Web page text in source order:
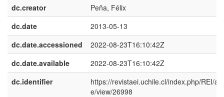
dc.creator
Peña, Félix
dc.date
2013-05-13
dc.date.accessioned
2022-08-23T16:10:42Z
dc.date.available
2022-08-23T16:10:42Z
dc.identifier
https://revistaei.uchile.cl/index.php/REI/
e/view/26998